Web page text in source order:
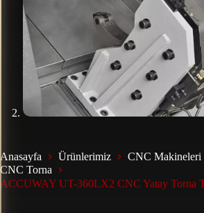
Anasayfa Ürünlerimiz
CNC Makineleri
CNC Torna
ACCUWAY UT-360LX2 CNC Yatay Torna